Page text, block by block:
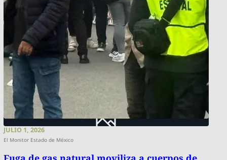
JULIO 1, 2026
El Monitor Estado de México